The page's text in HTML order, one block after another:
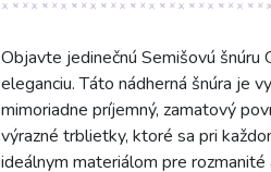
Objavte jedinečnú Semišovú
eleganciu. Táto nádherná šnúra je
mimoriadne príjemný, zamatový
výrazné trblietky, ktoré sa pri
ideálnym materiálom pre